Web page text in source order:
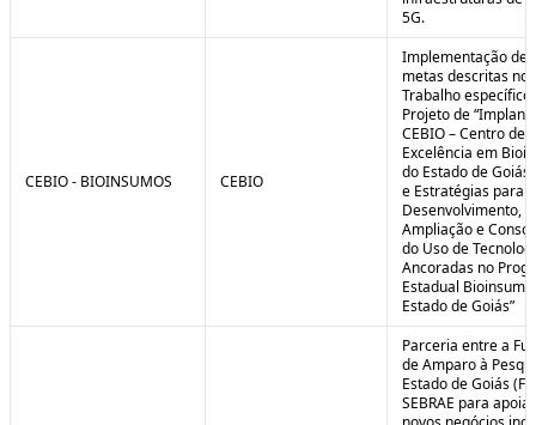
5G.
CEBIO - BIOINSUMOS CEBIO
Implementação de
metas descritas no
Trabalho específico
Projeto de
CEBIO – Centro de
Excelência em
do Estado de Goiás
e Estratégias para o
Desenvolvimento,
Ampliação e
do Uso de
Ancoradas no
Estadual
Estado de Goiás”
Parceria entre a
de Amparo à
Estado de Goiás
SEBRAE para